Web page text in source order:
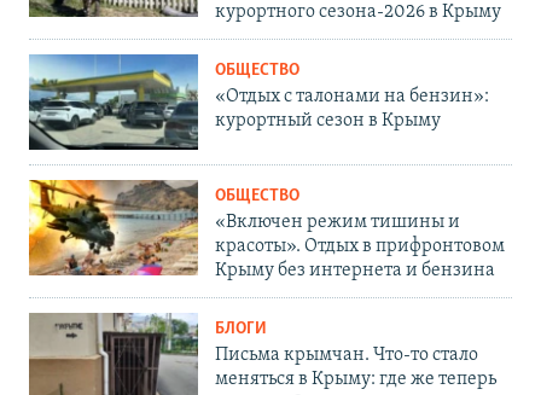
курортного сезона-2026 в Крыму
ОБЩЕСТВО
«Отдых с талонами на бензин»:
курортный сезон в Крыму
ОБЩЕСТВО
«Включен режим тишины и
красоты». Отдых в прифронтовом
Крыму без интернета и бензина
БЛОГИ
Письма крымчан. Что-то стало
меняться в Крыму: где же теперь